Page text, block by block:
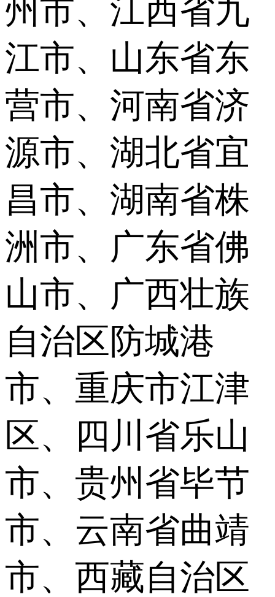
州市、江西省九
江市、山东省东
营市、河南省济
源市、湖北省宜
昌市、湖南省株
洲市、广东省佛
山市、广西壮族
自治区防城港
市、重庆市江津
区、四川省乐山
市、贵州省毕节
市、云南省曲靖
市、西藏自治区